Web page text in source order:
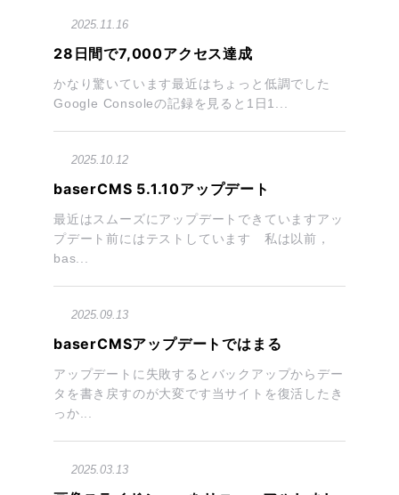
2025.11.16
28日間で7,000アクセス達成
かなり驚いています最近はちょっと低調でした
Google Consoleの記録を見ると1日1...
2025.10.12
baserCMS 5.1.10アップデート
最近はスムーズにアップデートできていますアッ
プデート前にはテストしています 私は以前，
bas...
2025.09.13
baserCMSアップデートではまる
アップデートに失敗するとバックアップからデー
タを書き戻すのが大変です当サイトを復活したき
っか...
2025.03.13